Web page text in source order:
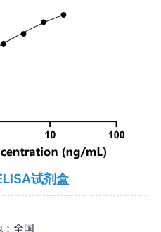
试剂盒
全国